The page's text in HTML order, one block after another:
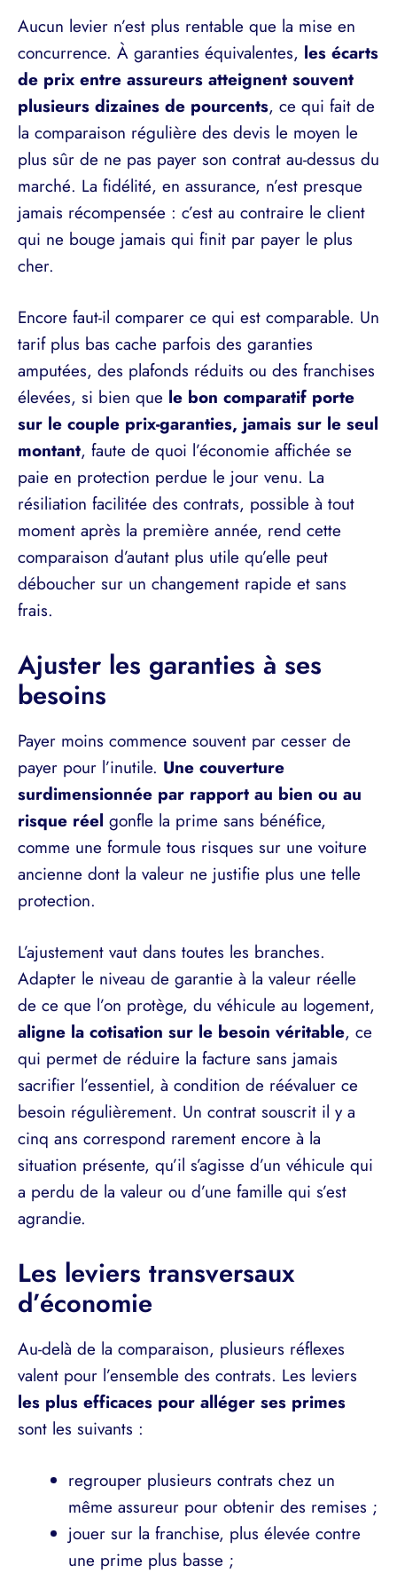
Aucun levier n’est plus rentable que la mise en
concurrence. À garanties équivalentes, les écarts
de prix entre assureurs atteignent souvent
plusieurs dizaines de pourcents, ce qui fait de
la comparaison régulière des devis le moyen le
plus sûr de ne pas payer son contrat au-dessus du
marché. La fidélité, en assurance, n’est presque
jamais récompensée : c’est au contraire le client
qui ne bouge jamais qui finit par payer le plus
cher.
Encore faut-il comparer ce qui est comparable. Un
tarif plus bas cache parfois des garanties
amputées, des plafonds réduits ou des franchises
élevées, si bien que le bon comparatif porte
sur le couple prix-garanties, jamais sur le seul
montant, faute de quoi l’économie affichée se
paie en protection perdue le jour venu. La
résiliation facilitée des contrats, possible à tout
moment après la première année, rend cette
comparaison d’autant plus utile qu’elle peut
déboucher sur un changement rapide et sans
frais.
Ajuster les garanties à ses
besoins
Payer moins commence souvent par cesser de
payer pour l’inutile. Une couverture
surdimensionnée par rapport au bien ou au
risque réel gonfle la prime sans bénéfice,
comme une formule tous risques sur une voiture
ancienne dont la valeur ne justifie plus une telle
protection.
L’ajustement vaut dans toutes les branches.
Adapter le niveau de garantie à la valeur réelle
de ce que l’on protège, du véhicule au logement,
aligne la cotisation sur le besoin véritable, ce
qui permet de réduire la facture sans jamais
sacrifier l’essentiel, à condition de réévaluer ce
besoin régulièrement. Un contrat souscrit il y a
cinq ans correspond rarement encore à la
situation présente, qu’il s’agisse d’un véhicule qui
a perdu de la valeur ou d’une famille qui s’est
agrandie.
Les leviers transversaux
d’économie
Au-delà de la comparaison, plusieurs réflexes
valent pour l’ensemble des contrats. Les leviers
les plus efficaces pour alléger ses primes
sont les suivants :
regrouper plusieurs contrats chez un
même assureur pour obtenir des remises ;
jouer sur la franchise, plus élevée contre
une prime plus basse ;